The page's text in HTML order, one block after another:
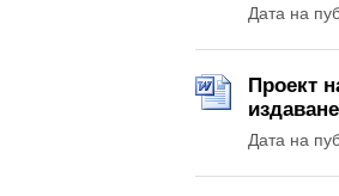
Дата на
Проект
Дата на